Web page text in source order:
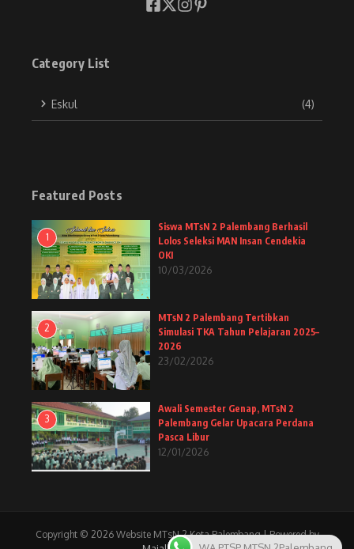
Category List
Eskul (4)
Featured Posts
1
Siswa MTsN 2 Palembang Berhasil
Lolos Seleksi MAN Insan Cendekia
OKI
10/03/2026
2
MTsN 2 Palembang Tertibkan
Simulasi TKA Tahun Pelajaran 2025–
2026
23/02/2026
3
Awali Semester Genap, MTsN 2
Palembang Gelar Upacara Perdana
Pasca Libur
12/01/2026
Copyright © 2026 Website MTsN 2 Kota Palembang | Powered by